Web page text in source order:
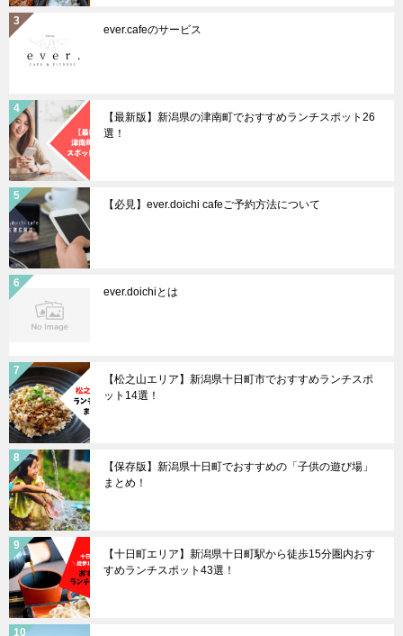
ever.cafeのサービス
【最新版】新潟県の津南町でおすすめランチスポット26
選！
【必見】ever.doichi cafeご予約方法について
ever.doichiとは
【松之山エリア】新潟県十日町市でおすすめランチスポ
ット14選！
【保存版】新潟県十日町でおすすめの「子供の遊び場」
まとめ！
【十日町エリア】新潟県十日町駅から徒歩15分圏内おす
すめランチスポット43選！